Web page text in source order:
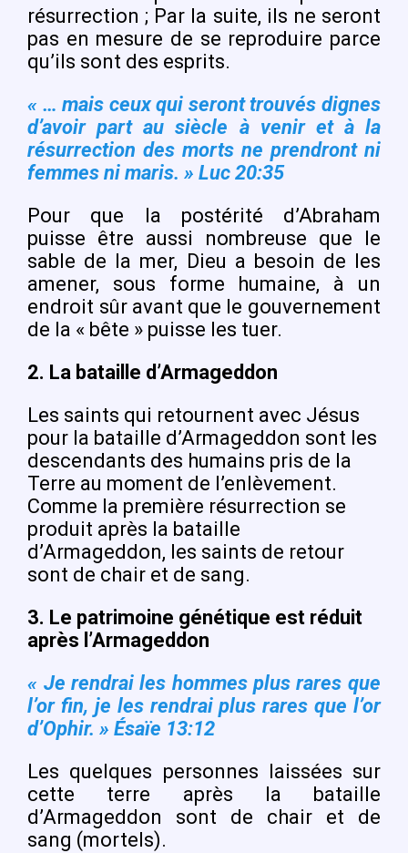
résurrection ; Par la suite, ils ne seront
pas en mesure de se reproduire parce
qu’ils sont des esprits.
« … mais ceux qui seront trouvés dignes
d’avoir part au siècle à venir et à la
résurrection des morts ne prendront ni
femmes ni maris. » Luc 20:35
Pour que la postérité d’Abraham
puisse être aussi nombreuse que le
sable de la mer, Dieu a besoin de les
amener, sous forme humaine, à un
endroit sûr avant que le gouvernement
de la « bête » puisse les tuer.
2. La bataille d’Armageddon
Les saints qui retournent avec Jésus
pour la bataille d’Armageddon sont les
descendants des humains pris de la
Terre au moment de l’enlèvement.
Comme la première résurrection se
produit après la bataille
d’Armageddon, les saints de retour
sont de chair et de sang.
3. Le patrimoine génétique est réduit
après l’Armageddon
« Je rendrai les hommes plus rares que
l’or fin, je les rendrai plus rares que l’or
d’Ophir. » Ésaïe 13:12
Les quelques personnes laissées sur
cette terre après la bataille
d’Armageddon sont de chair et de
sang (mortels).